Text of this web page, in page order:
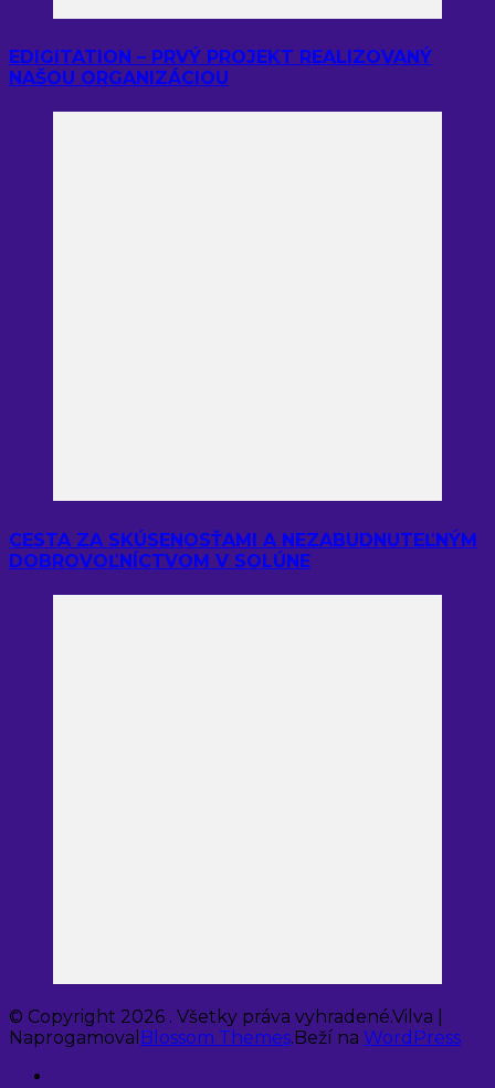
EDIGITATION – PRVÝ PROJEKT REALIZOVANÝ
NAŠOU ORGANIZÁCIOU
CESTA ZA SKÚSENOSŤAMI A NEZABUDNUTEĽNÝM
DOBROVOĽNÍCTVOM V SOLÚNE
© Copyright 2026 . Všetky práva vyhradené.Vilva |
Naprogamoval Blossom Themes.Beží na WordPress